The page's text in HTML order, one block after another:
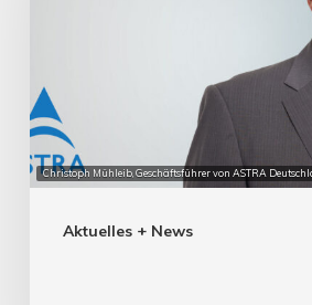
Christoph Mühleib, Geschäftsführer von ASTRA
Aktuelles + News